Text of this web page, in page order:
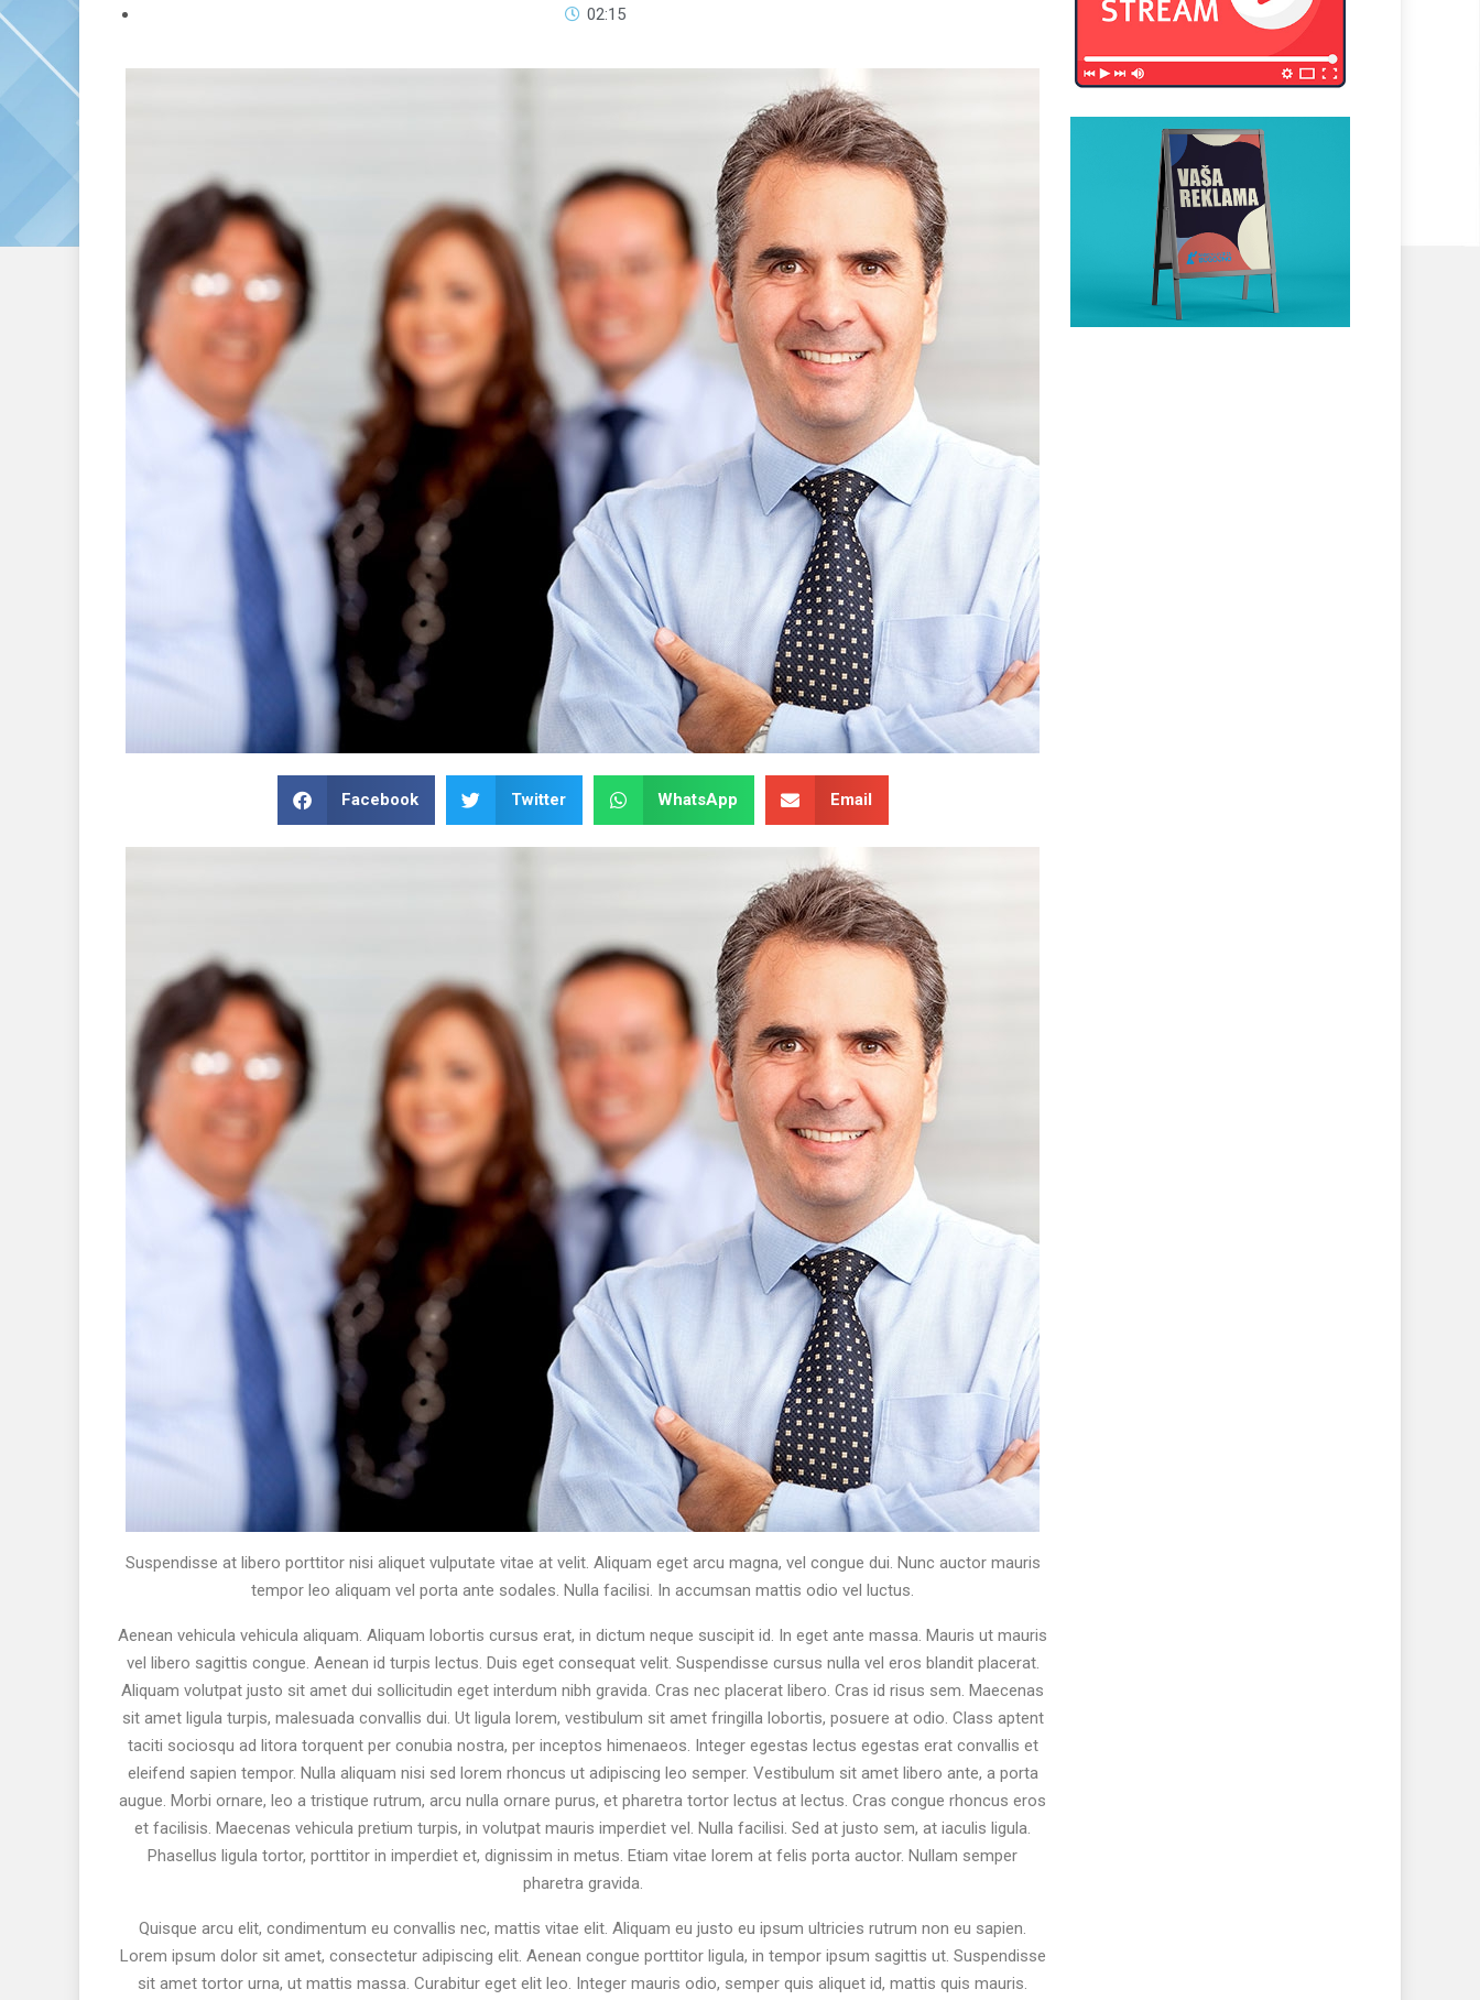
02:15
Facebook Twitter WhatsApp Email
Suspendisse at libero porttitor nisi aliquet vulputate vitae at velit. Aliquam eget arcu magna, vel congue dui. Nunc auctor mauris
tempor leo aliquam vel porta ante sodales. Nulla facilisi. In accumsan mattis odio vel luctus.
Aenean vehicula vehicula aliquam. Aliquam lobortis cursus erat, in dictum neque suscipit id. In eget ante massa. Mauris ut mauris
vel libero sagittis congue. Aenean id turpis lectus. Duis eget consequat velit. Suspendisse cursus nulla vel eros blandit placerat.
Aliquam volutpat justo sit amet dui sollicitudin eget interdum nibh gravida. Cras nec placerat libero. Cras id risus sem. Maecenas
sit amet ligula turpis, malesuada convallis dui. Ut ligula lorem, vestibulum sit amet fringilla lobortis, posuere at odio. Class aptent
taciti sociosqu ad litora torquent per conubia nostra, per inceptos himenaeos. Integer egestas lectus egestas erat convallis et
eleifend sapien tempor. Nulla aliquam nisi sed lorem rhoncus ut adipiscing leo semper. Vestibulum sit amet libero ante, a porta
augue. Morbi ornare, leo a tristique rutrum, arcu nulla ornare purus, et pharetra tortor lectus at lectus. Cras congue rhoncus eros
et facilisis. Maecenas vehicula pretium turpis, in volutpat mauris imperdiet vel. Nulla facilisi. Sed at justo sem, at iaculis ligula.
Phasellus ligula tortor, porttitor in imperdiet et, dignissim in metus. Etiam vitae lorem at felis porta auctor. Nullam semper
pharetra gravida.
Quisque arcu elit, condimentum eu convallis nec, mattis vitae elit. Aliquam eu justo eu ipsum ultricies rutrum non eu sapien.
Lorem ipsum dolor sit amet, consectetur adipiscing elit. Aenean congue porttitor ligula, in tempor ipsum sagittis ut. Suspendisse
sit amet tortor urna, ut mattis massa. Curabitur eget elit leo. Integer mauris odio, semper quis aliquet id, mattis quis mauris.